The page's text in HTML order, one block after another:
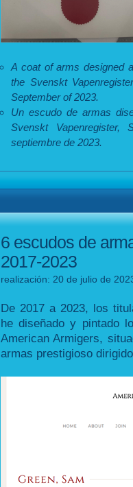
A coat of arms designed
the Svenskt
September of 2023.
Un escudo de armas
Svenskt Vapenregister,
septiembre de 2023.
6 escudos de
2017-2023
realización: 20 de julio de
De 2017 a 2023, los
he diseñado y pintado
American Armigers,
armas prestigioso